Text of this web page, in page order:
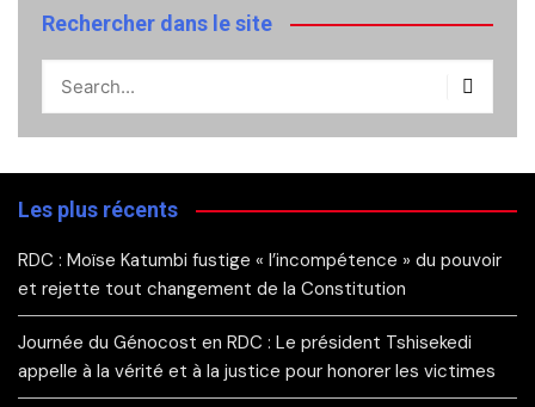
Rechercher dans le site
Les plus récents
RDC : Moïse Katumbi fustige « l’incompétence » du pouvoir
et rejette tout changement de la Constitution
Journée du Génocost en RDC : Le président Tshisekedi
appelle à la vérité et à la justice pour honorer les victimes